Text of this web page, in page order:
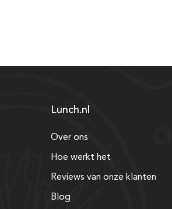
Lunch.nl
Over ons
Hoe werkt het
Reviews van onze klanten
Blog